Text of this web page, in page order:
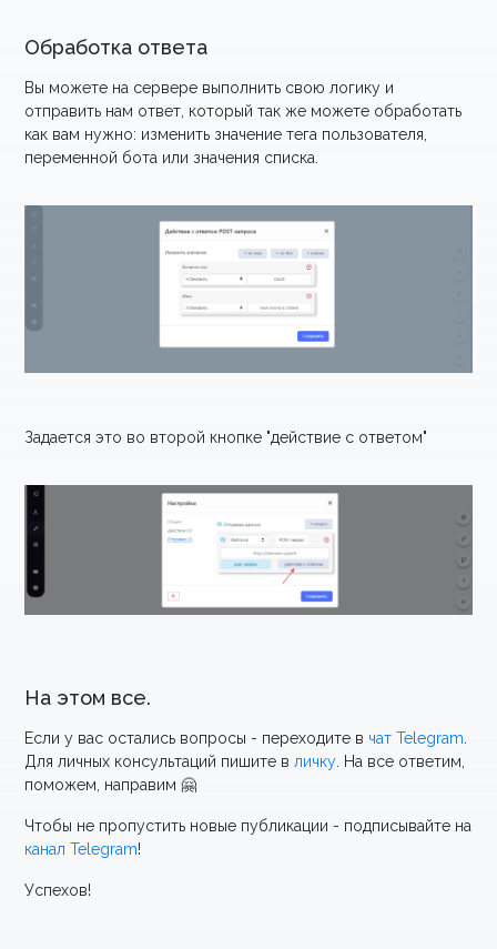
Обработка ответа
Вы можете на сервере выполнить свою логику и
отправить нам ответ, который так же можете обработать
как вам нужно: изменить значение тега пользователя,
переменной бота или значения списка.
Задается это во второй кнопке "действие с ответом"
На этом все.
Если у вас остались вопросы - переходите в чат Telegram
Для личных консультаций пишите в личку . На все ответим,
поможем, направим 🤗
Чтобы не пропустить новые публикации - подписывайте на
канал Telegram!
Успехов!